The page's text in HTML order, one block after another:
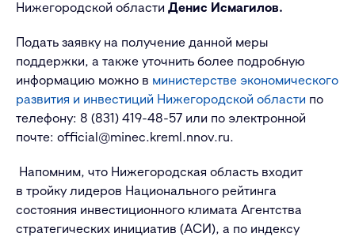
Нижегородской области Денис Исмагилов.
Подать заявку на получение данной меры
поддержки, а также уточнить более подробную
информацию можно в министерстве экономического
развития и инвестиций Нижегородской области по
телефону: 8 (831) 419-48-57 или по электронной
почте: official@minec.kreml.nnov.ru.
Напомним, что Нижегородская область входит
в тройку лидеров Национального рейтинга
состояния инвестиционного климата Агентства
стратегических инициатив (АСИ), а по индексу